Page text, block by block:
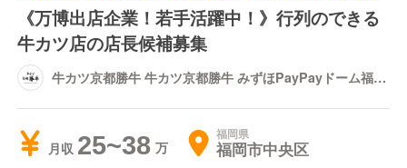
《万博出店企業！若手活躍中！》行列のできる
牛カツ店の店長候補募集
牛カツ京都勝牛 牛カツ京都勝牛 みずほPayPayドーム福岡
月収 25~38 福岡県
福岡市中央区